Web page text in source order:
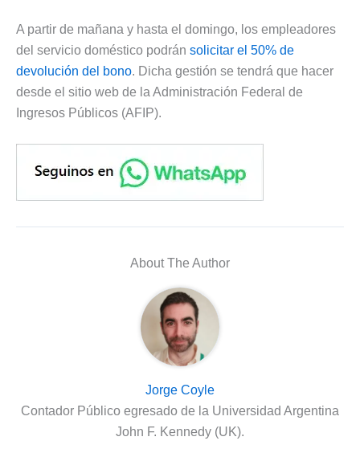
A partir de mañana y hasta el domingo, los empleadores
del servicio doméstico podrán solicitar el 50% de
devolución del bono. Dicha gestión se tendrá que hacer
desde el sitio web de la Administración Federal de
Ingresos Públicos (AFIP).
About The Author
Jorge Coyle
Contador Público egresado de la Universidad Argentina
John F. Kennedy (UK).